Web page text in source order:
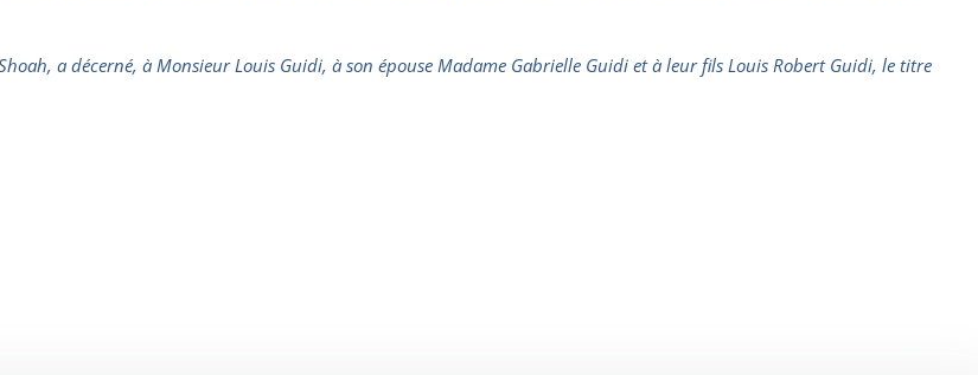
a décerné, à Monsieur Louis Guidi, à son épouse Madame Gabrielle Guidi et à leur fils Louis Robert Guidi, le titre